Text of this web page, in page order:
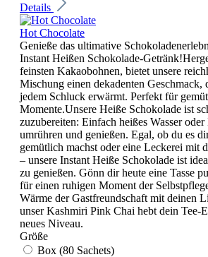
Details
Hot Chocolate
Genieße das ultimative
Instant Heißen Schokolade-
feinsten Kakaobohnen, bietet unsere
Mischung einen dekadenten Geschmack,
jedem Schluck erwärmt. Perfekt für
Momente.Unsere Heiße Schokolade ist
zuzubereiten: Einfach heißes Wasser
umrühren und genießen. Egal, ob du es
gemütlich machst oder eine Leckerei mit
– unsere Instant Heiße Schokolade ist
zu genießen. Gönn dir heute eine Tasse
für einen ruhigen Moment der
Wärme der Gastfreundschaft mit deinen
unser Kashmiri Pink Chai hebt dein Tee-
neues Niveau.
Größe
Box (80 Sachets)